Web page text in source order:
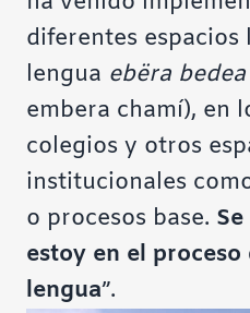
diferentes espacios
lengua ebëra bedea
embera chamí), en
colegios y otros
institucionales
o procesos base.
estoy en el
lengua”.